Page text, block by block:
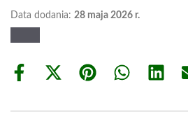
Data dodania: 28 maja 2026 r.
Share
Share
(Twitter)
Share Share Share